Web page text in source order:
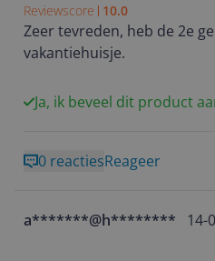
Reviewscore 10.0
Zeer tevreden, heb de 2e
vakantiehuisje.
Ja, ik beveel dit product
0 reactiesReageer
a*******@h******** 14-